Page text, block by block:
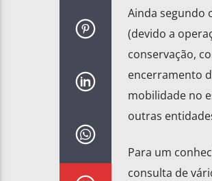
Ainda segundo
(devido a
conservação,
encerramento
mobilidade no
outras
Para um
consulta de